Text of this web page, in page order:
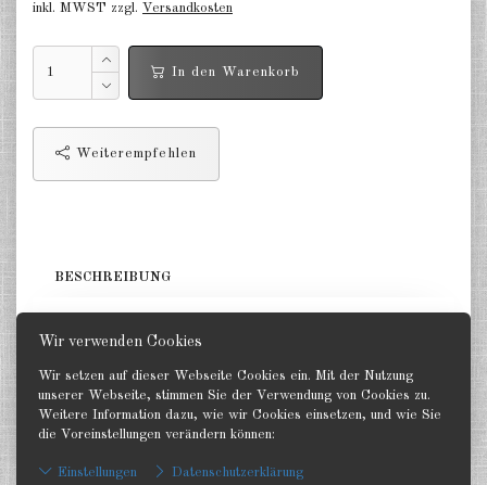
Wir verwenden Cookies
Wir setzen auf dieser Webseite Cookies ein. Mit der Nutzung
unserer Webseite, stimmen Sie der Verwendung von Cookies zu.
Weitere Information dazu, wie wir Cookies einsetzen, und wie Sie
die Voreinstellungen verändern können:
Einstellungen Datenschutzerklärung
Russland 1:2400
DE EN
inkl. MWST zzgl. Versandkosten
In den Warenkorb
Weiterempfehlen
BESCHREIBUNG
Zurück